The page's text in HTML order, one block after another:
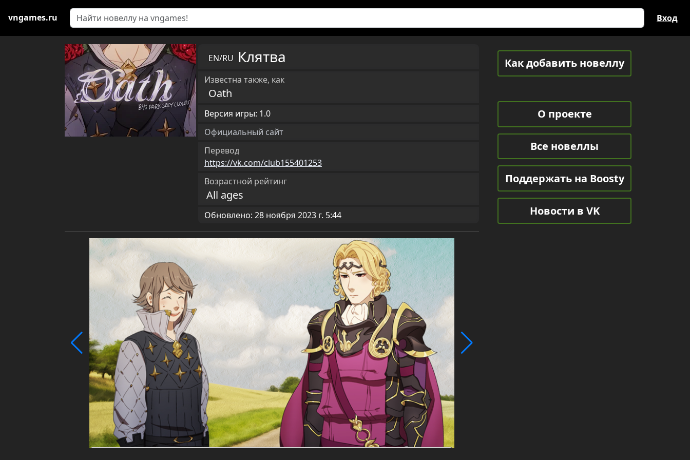
vngames.ru Вход
EN/RU Клятва
Известна также, как
Oath
Версия игры: 1.0
Официальный сайт
Перевод
https://vk.com/club155401253
Возрастной рейтинг
All ages
Обновлено: 28 ноября 2023 г. 5:44
Как добавить новеллу
О проекте
Все новеллы
Поддержать на Boosty
Новости в VK